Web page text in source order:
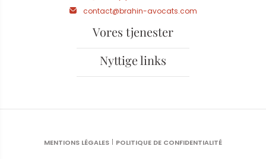
contact@brahin-avocats.com
Vores tjenester
Nyttige links
MENTIONS LÉGALES POLITIQUE DE CONFIDENTIALITÉ